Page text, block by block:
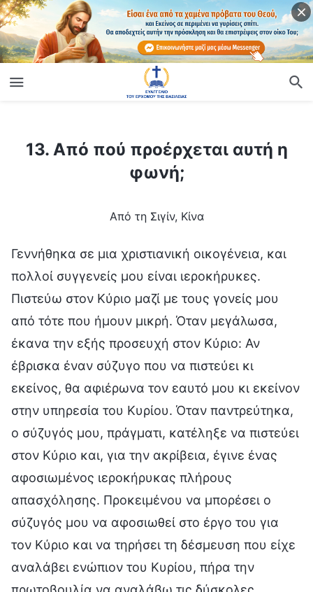
13. Από πού προέρχεται αυτή η φωνή;
13. Από πού προέρχεται αυτή η
φωνή;
Από τη Σιγίν, Κίνα
Γεννήθηκα σε μια χριστιανική οικογένεια, και
πολλοί συγγενείς μου είναι ιεροκήρυκες.
Πιστεύω στον Κύριο μαζί με τους γονείς μου
από τότε που ήμουν μικρή. Όταν μεγάλωσα,
έκανα την εξής προσευχή στον Κύριο: Αν
έβρισκα έναν σύζυγο που να πιστεύει κι
εκείνος, θα αφιέρωνα τον εαυτό μου κι εκείνον
στην υπηρεσία του Κυρίου. Όταν παντρεύτηκα,
ο σύζυγός μου, πράγματι, κατέληξε να πιστεύει
στον Κύριο και, για την ακρίβεια, έγινε ένας
αφοσιωμένος ιεροκήρυκας πλήρους
απασχόλησης. Προκειμένου να μπορέσει ο
σύζυγός μου να αφοσιωθεί στο έργο του για
τον Κύριο και να τηρήσει τη δέσμευση που είχε
αναλάβει ενώπιον του Κυρίου, πήρα την